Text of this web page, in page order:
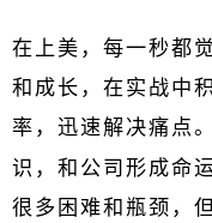
在上美，每一秒都
和成长，在实战中
率，迅速解决痛点
识，和公司形成命
很多困难和瓶颈，